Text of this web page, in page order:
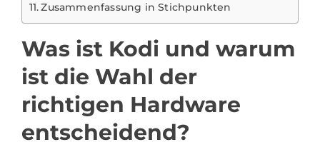
Zusammenfassung in Stichpunkten
Was ist Kodi und warum
ist die Wahl der
richtigen Hardware
entscheidend?